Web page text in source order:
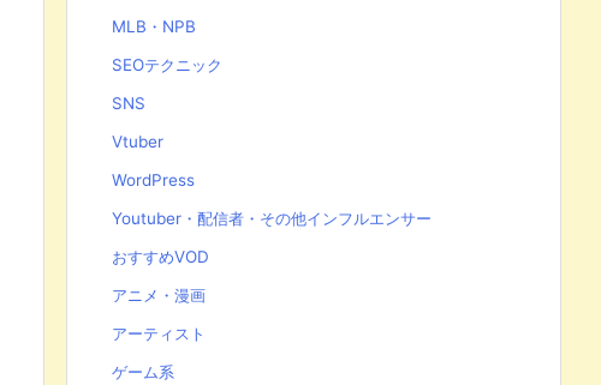
MLB・NPB
SEOテクニック
SNS
Vtuber
WordPress
Youtuber・配信者・その他インフルエンサー
おすすめVOD
アニメ・漫画
アーティスト
ゲーム系